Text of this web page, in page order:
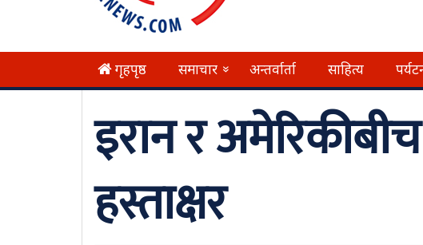
गृहपृष्ठ समाचार » अन्तर्वार्ता साहित्य
इरान र
हस्ताक्षर